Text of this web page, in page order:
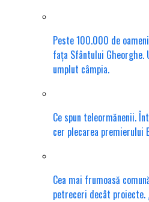
Peste 100.000 de
fața Sfântului
umplut câmpia.
Ce spun teleormănenii.
cer plecarea premierului
Cea mai frumoasă
petreceri decât proiecte.